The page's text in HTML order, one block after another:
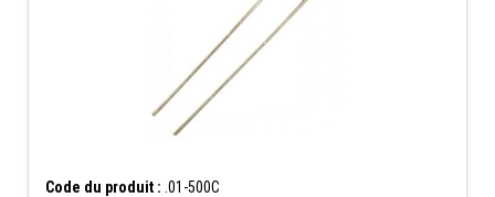
Code du produit : .01-500C